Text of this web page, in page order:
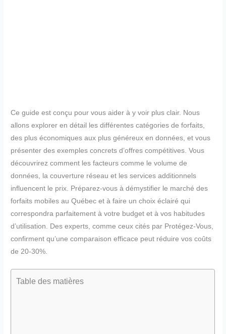
Ce guide est conçu pour vous aider à y voir plus clair. Nous
allons explorer en détail les différentes catégories de forfaits,
des plus économiques aux plus généreux en données, et vous
présenter des exemples concrets d’offres compétitives. Vous
découvrirez comment les facteurs comme le volume de
données, la couverture réseau et les services additionnels
influencent le prix. Préparez-vous à démystifier le marché des
forfaits mobiles au Québec et à faire un choix éclairé qui
correspondra parfaitement à votre budget et à vos habitudes
d’utilisation. Des experts, comme ceux cités par Protégez-Vous,
confirment qu’une comparaison efficace peut réduire vos coûts
de 20-30%.
Table des matières